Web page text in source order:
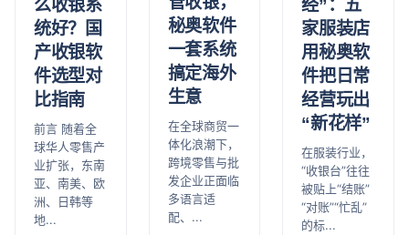
么收银系
统好？国
产收银软
件选型对
比指南
前言 随着全
球华人零售产
业扩张，东南
亚、南美、欧
洲、日韩等
地...
秘奥软件
一套系统
搞定海外
生意
在全球商贸一
体化浪潮下，
跨境零售与批
发企业正面临
多语言适
配、...
经”：五
家服装店
用秘奥软
件把日常
经营玩出
“新花样”
在服装行业，
“收银台”往往
被贴上“结账”
“对账”“忙乱”
的标...